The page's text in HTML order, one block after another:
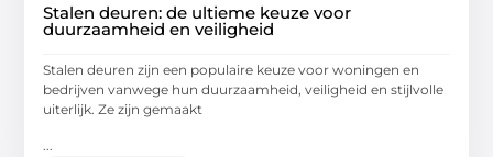
Stalen deuren: de ultieme keuze voor
duurzaamheid en veiligheid
Stalen deuren zijn een populaire keuze voor woningen en
bedrijven vanwege hun duurzaamheid, veiligheid en stijlvolle
uiterlijk. Ze zijn gemaakt